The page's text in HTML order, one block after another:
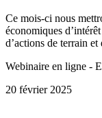
Ce mois-ci nous
économiques
d’actions de terrain
Webinaire en ligne -
20 février 2025